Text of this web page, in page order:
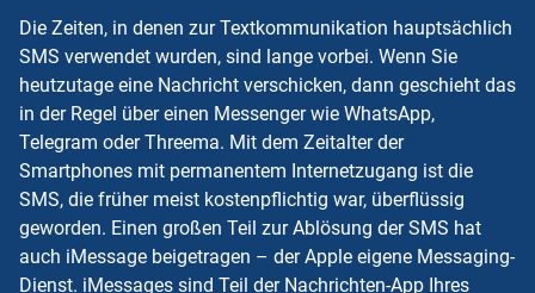
Die Zeiten, in denen zur Textkommunikation hauptsächlich
SMS verwendet wurden, sind lange vorbei. Wenn Sie
heutzutage eine Nachricht verschicken, dann geschieht das
in der Regel über einen Messenger wie WhatsApp,
Telegram oder Threema. Mit dem Zeitalter der
Smartphones mit permanentem Internetzugang ist die
SMS, die früher meist kostenpflichtig war, überflüssig
geworden. Einen großen Teil zur Ablösung der SMS hat
auch iMessage beigetragen – der Apple eigene Messaging-
Dienst. iMessages sind Teil der Nachrichten-App Ihres